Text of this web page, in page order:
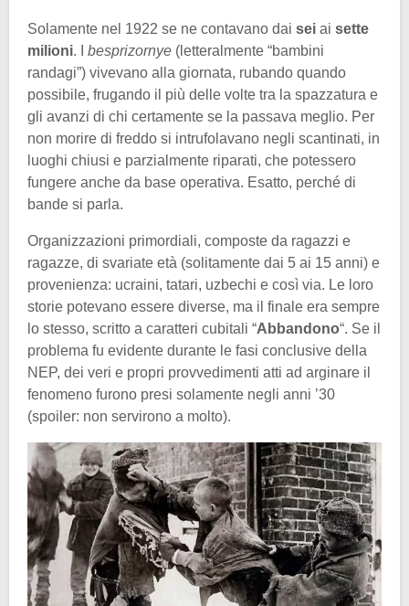
Solamente nel 1922 se ne contavano dai sei ai sette
milioni. I besprizornye (letteralmente “bambini
randagi”) vivevano alla giornata, rubando quando
possibile, frugando il più delle volte tra la spazzatura e
gli avanzi di chi certamente se la passava meglio. Per
non morire di freddo si intrufolavano negli scantinati, in
luoghi chiusi e parzialmente riparati, che potessero
fungere anche da base operativa. Esatto, perché di
bande si parla.
Organizzazioni primordiali, composte da ragazzi e
ragazze, di svariate età (solitamente dai 5 ai 15 anni) e
provenienza: ucraini, tatari, uzbechi e così via. Le loro
storie potevano essere diverse, ma il finale era sempre
lo stesso, scritto a caratteri cubitali “Abbandono“. Se il
problema fu evidente durante le fasi conclusive della
NEP, dei veri e propri provvedimenti atti ad arginare il
fenomeno furono presi solamente negli anni ’30
(spoiler: non servirono a molto).